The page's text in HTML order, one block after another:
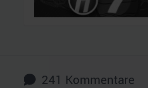
241 Kommentare